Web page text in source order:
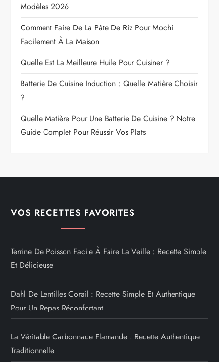
Modèles 2026
Comment Faire De La Pâte De Riz Pour Mochi
Facilement À La Maison
Quelle Est La Meilleure Huile Pour Cuisiner ?
Batterie De Cuisine Induction : Quelle Matière Choisir
?
Quelle Matière Pour Une Batterie De Cuisine ? Notre
Guide Complet Pour Réussir Vos Plats
VOS RECETTES FAVORITES
Terrine De Poisson Facile À Faire La Veille : Recette Simple
Et Délicieuse
Dahl De Lentilles Corail : Recette Simple Et Authentique
Pour Un Repas Réconfortant
La Véritable Carbonnade Flamande : Recette Authentique
Traditionnelle